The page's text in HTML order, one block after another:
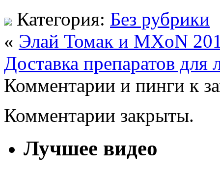
Категория: Без рубрики
« Элай Томак и MXoN
Доставка препаратов для
Комментарии и пинги к
Комментарии закрыты.
Лучшее видео